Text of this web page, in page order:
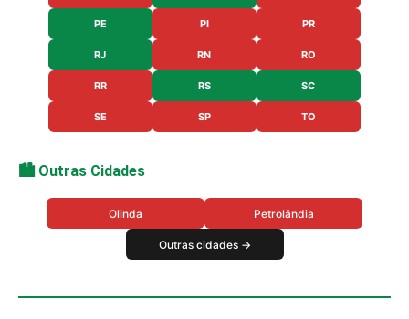
PE PI PR
RJ RN RO
RR RS SC
SE SP TO
🏙️ Outras Cidades
Olinda Petrolândia
Outras cidades →